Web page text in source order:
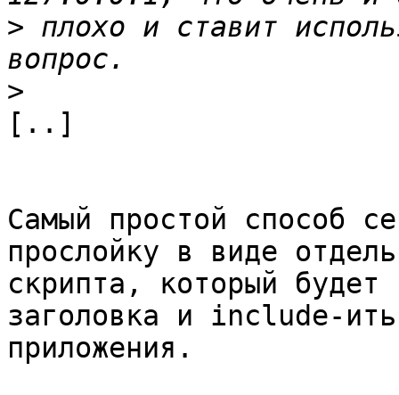
> плохо и ставит
>
[..]
Самый простой способ
прослойку в виде
скрипта, который будет
заголовка и include-
приложения.